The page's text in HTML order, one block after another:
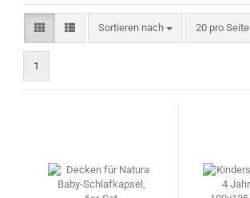
Sortieren nach
Sortieren nach 20 pro Seite
pro Seite
1